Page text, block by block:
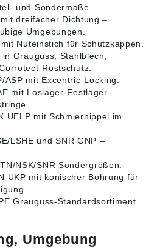
und Sondermaße.
mit dreifacher Dichtung –
Umgebungen.
mit Nuteinstich für Schutzkappen.
in Grauguss, Stahlblech,
Rostschutz.
ASP mit Excentric-Locking.
mit Loslager-Festlager-
UELP mit Schmiernippel im
LSHE und SNR GNP –
NSK/SNR Sondergrößen.
UKP mit konischer Bohrung für
Grauguss-Standardsortiment.
Umgebung